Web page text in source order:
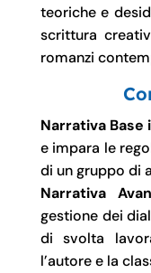
teoriche e
scrittura
romanzi
Narrativa Base
e impara le
di un gruppo di
Narrativa
gestione dei
di svolta
l’autore e la